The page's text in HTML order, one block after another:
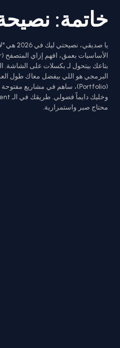
خاتمة:
يا
بتاعك بيتحول لـ بكسلات على الشاشة.
البرمجي هو اللي بيفضل معاك طول
محتاج صبر واستمرارية.